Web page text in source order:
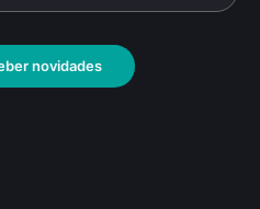
- A
do Brasil
Furtado• 80 min •
novidades